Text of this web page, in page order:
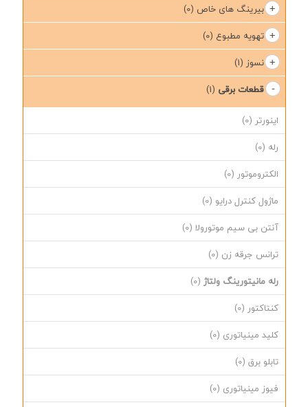
بیرینگ های خاص (0)
تهویه مطبوع (0)
نسوز (1)
قطعات برقی (1)
اینورتر (0)
رله (0)
الکتروموتور (0)
ماژول کنترل درایو (0)
آنتن بی سیم موتورولا (0)
ترانس جرقه زن (0)
رله مانیتورینگ ولتاژ (0)
کنتاکتور (0)
کلید مینیاتوری (0)
تابلو برق (0)
فیوز مینیاتوری (0)